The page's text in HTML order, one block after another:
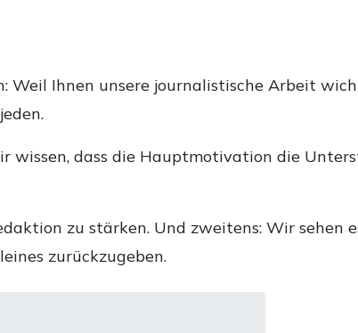
Weil Ihnen unsere journalistische Arbeit
wissen, dass die Hauptmotivation die
zu stärken. Und zweitens: Wir sehen
zurückzugeben.